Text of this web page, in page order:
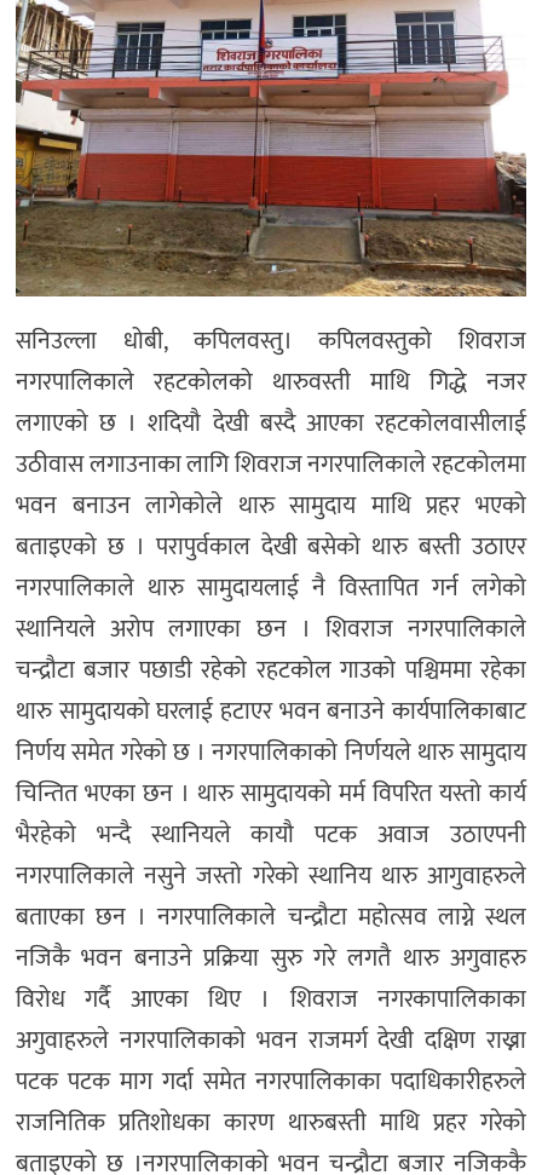
सनिउल्ला धोबी, कपिलवस्तु। कपिलवस्तुको शिवराज
नगरपालिकाले रहटकोलको थारुवस्ती माथि गिद्धे नजर
लगाएको छ । शदियौ देखी बस्दै आएका रहटकोलवासीलाई
उठीवास लगाउनाका लागि शिवराज नगरपालिकाले रहटकोलमा
भवन बनाउन लागेकोले थारु सामुदाय माथि प्रहर भएको
बताइएको छ । परापुर्वकाल देखी बसेको थारु बस्ती उठाएर
नगरपालिकाले थारु सामुदायलाई नै विस्तापित गर्न लगेको
स्थानियले अरोप लगाएका छन । शिवराज नगरपालिकाले
चन्द्रौटा बजार पछाडी रहेको रहटकोल गाउको पश्चिममा रहेका
थारु सामुदायको घरलाई हटाएर भवन बनाउने कार्यपालिकाबाट
निर्णय समेत गरेको छ । नगरपालिकाको निर्णयले थारु सामुदाय
चिन्तित भएका छन । थारु सामुदायको मर्म विपरित यस्तो कार्य
भैरहेको भन्दै स्थानियले कायौ पटक अवाज उठाएपनी
नगरपालिकाले नसुने जस्तो गरेको स्थानिय थारु आगुवाहरुले
बताएका छन । नगरपालिकाले चन्द्रौटा महोत्सव लाग्ने स्थल
नजिकै भवन बनाउने प्रक्रिया सुरु गरे लगतै थारु अगुवाहरु
विरोध गर्दै आएका थिए । शिवराज नगरकापालिकाका
अगुवाहरुले नगरपालिकाको भवन राजमर्ग देखी दक्षिण राख्ना
पटक पटक माग गर्दा समेत नगरपालिकाका पदाधिकारीहरुले
राजनितिक प्रतिशोधका कारण थारुबस्ती माथि प्रहर गरेको
बताइएको छ ।नगरपालिकाको भवन चन्द्रौटा बजार नजिककै